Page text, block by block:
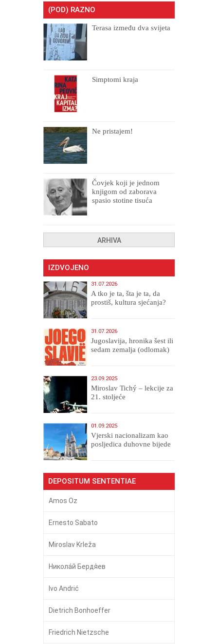
(POD) RAZNO
Terasa između dva svijeta
Simptomi kraja
Ne pristajem!
Čovjek koji je jednom
knjigom od zaborava
spasio stotine tisuća
ARHIVA
IZDVOJENO
31.07.2026
A tko je ta, šta je ta, da
prostiš, kultura sjećanja?
31.07.2026
Jugoslavija, hronika šest ili
sedam zemalja (odlomak)
23.09.2025
Miroslav Tichý – lekcije za
21. stoljeće
01.09.2025
​Vjerski nacionalizam kao
posljedica duhovne bijede
DEPOSITUM SENTENTIAE
Amos Oz
Ernesto Sabato
Miroslav Krleža
Никола́й Бердя́ев
Ivo Andrić
Dietrich Bonhoeffer
Friedrich Nietzsche